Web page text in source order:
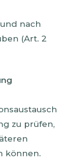
nach
(Art. 2
zu prüfen,
können.